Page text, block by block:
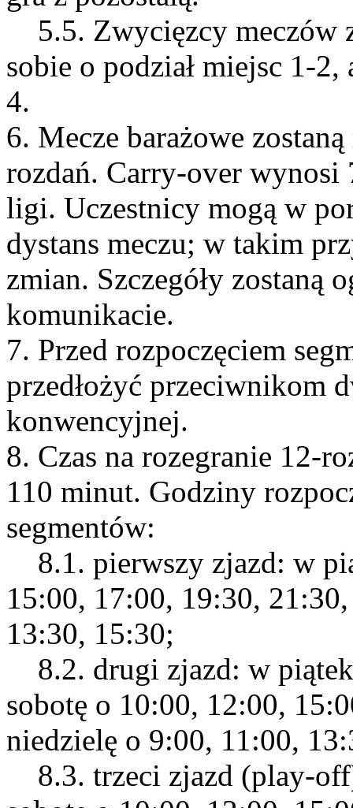
5.5. Zwycięzcy meczów
sobie o podział miejsc 1-
4.
6. Mecze barażowe
rozdań. Carry-over
ligi. Uczestnicy mogą w
dystans meczu; w takim
zmian. Szczegóły zostaną
komunikacie.
7. Przed rozpoczęciem
przedłożyć przeciwnikom
konwencyjnej.
8. Czas na rozegranie 12-
110 minut. Godziny
segmentów:
8.1. pierwszy zjazd: w
15:00, 17:00, 19:30,
13:30, 15:30;
8.2. drugi zjazd: w
sobotę o 10:00, 12:00,
niedzielę o 9:00, 11:00,
8.3. trzeci zjazd (play-